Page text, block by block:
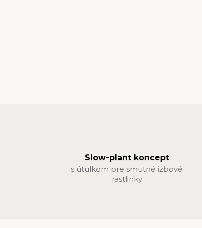
Slow-plant koncept
s útulkom pre smutné izbové
rastlinky